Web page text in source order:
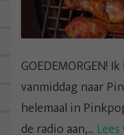
GOEDEMORGEN!
vanmiddag naar
helemaal in
de radio aan,...